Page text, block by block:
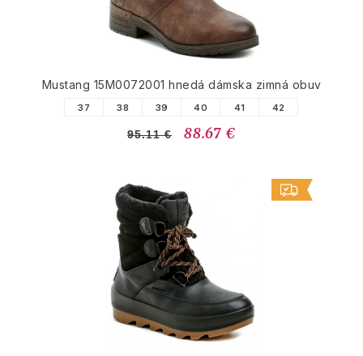
Mustang 15M0072001 hnedá dámska zimná obuv
37 38 39 40 41 42
95.11 € 88.67 €